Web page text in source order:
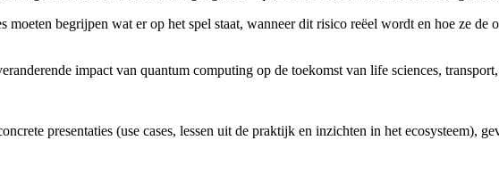
moeten begrijpen wat er op het spel staat, wanneer dit risico reëel wordt en hoe ze
impact van quantum computing op de toekomst van life sciences,
presentaties (use cases, lessen uit de praktijk en inzichten in het ecosysteem),